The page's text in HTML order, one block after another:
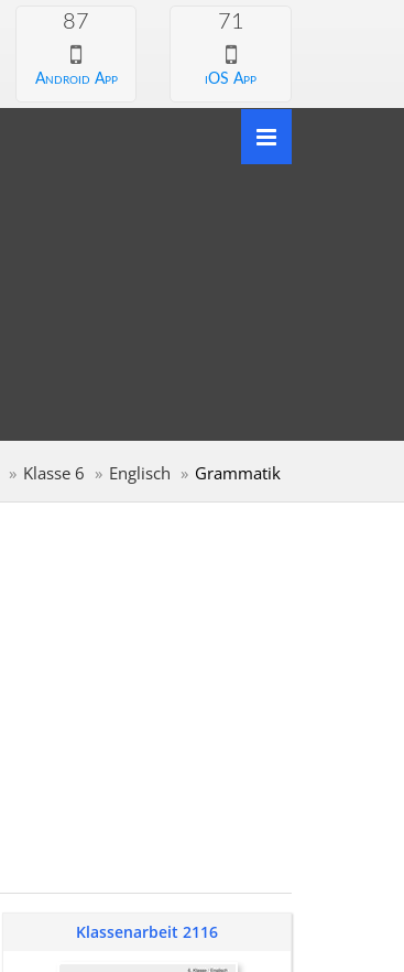
87
Android App
71
iOS App
Klasse 6 Englisch Grammatik
Klassenarbeit 2116